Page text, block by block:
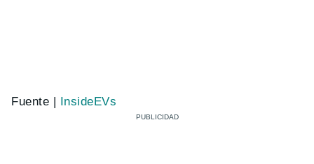
Fuente | InsideEVs